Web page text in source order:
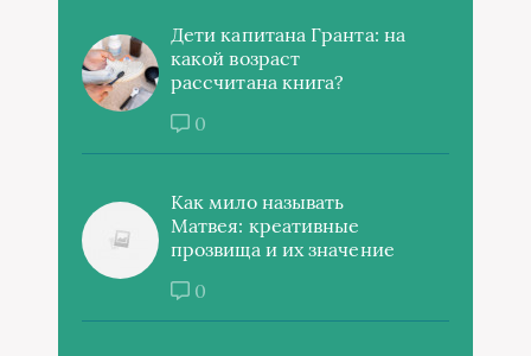
Дети капитана Гранта: на
какой возраст
рассчитана книга?
0
Как мило называть
Матвея: креативные
прозвища и их значение
0